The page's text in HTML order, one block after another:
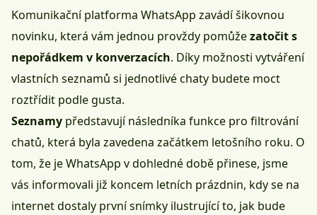
Komunikační platforma WhatsApp zavádí šikovnou
novinku, která vám jednou provždy pomůžezatočit s
nepořádkem v konverzacích. Díky možnosti vytváření
vlastních seznamů si jednotlivé chaty budete moct
roztřídit podle gusta.
Seznamy představují následníka funkce pro filtrování
chatů, která byla zavedena začátkem letošního roku. O
tom, že je WhatsApp v dohledné době přinese, jsme
vás informovali již koncem letních prázdnin, kdy se na
internet dostaly první snímky ilustrující to, jak bude